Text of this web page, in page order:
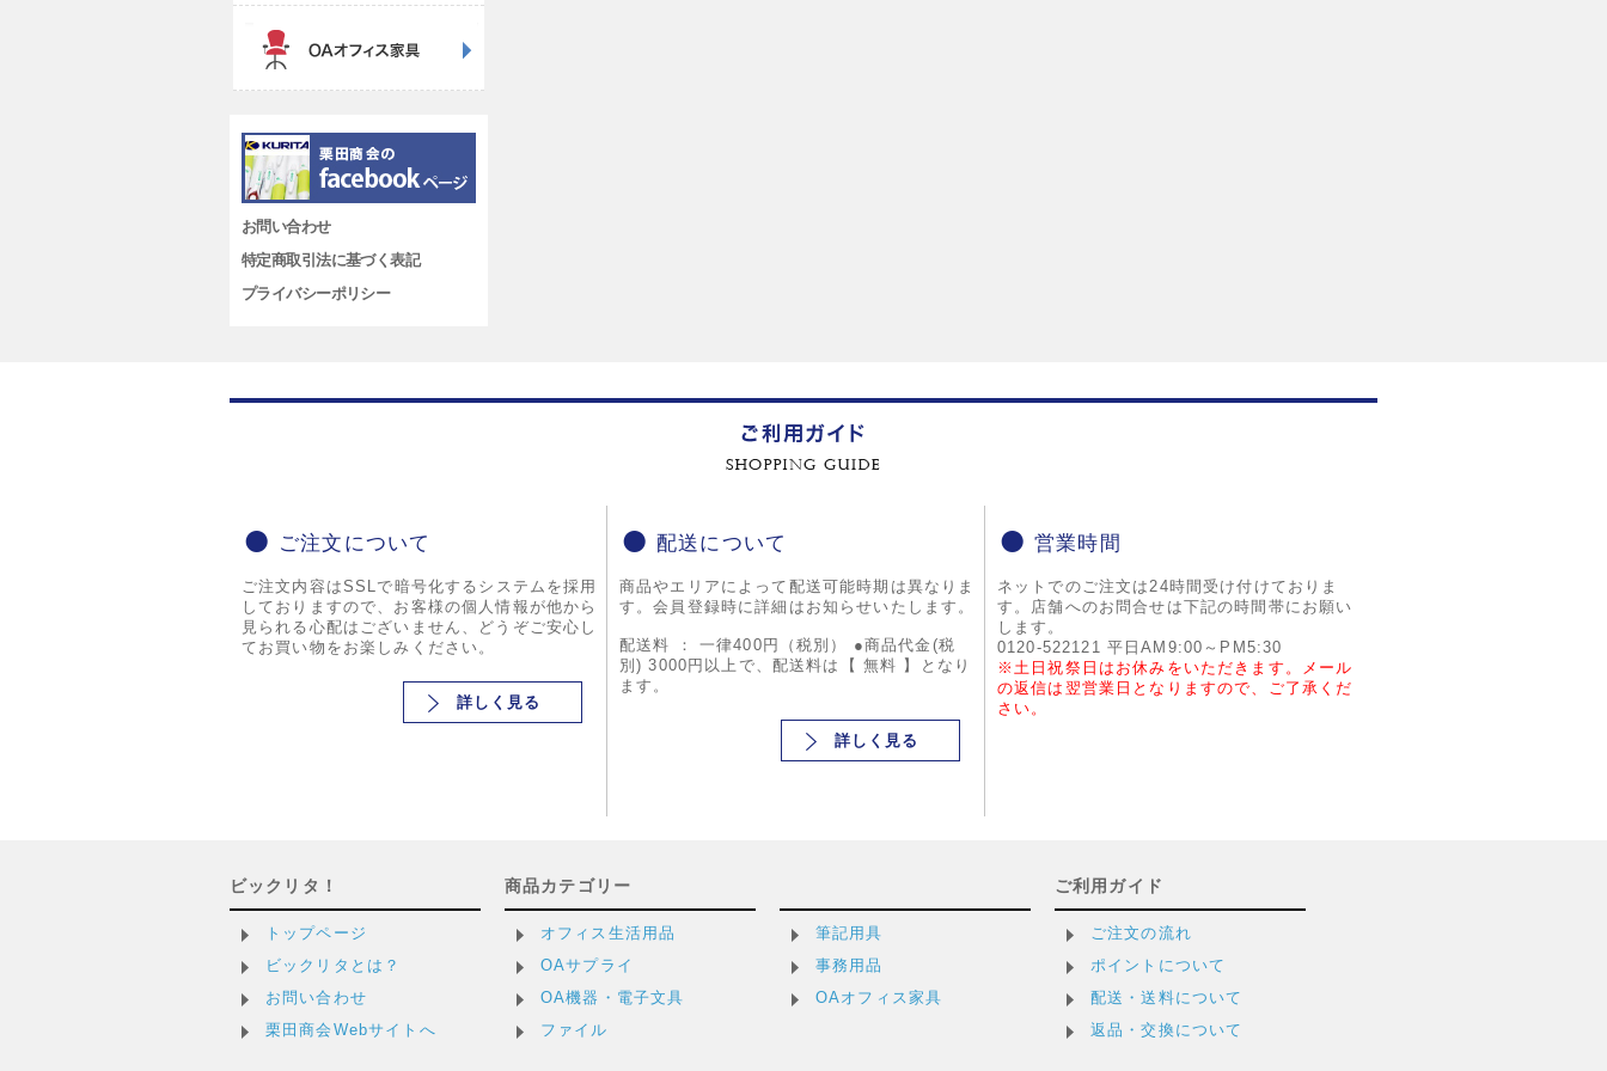
お問い合わせ
特定商取引法に基づく表記
プライバシーポリシー
ご注文について
ご注文内容はSSLで暗号化するシステムを採用
しておりますので、お客様の個人情報が他から
見られる心配はございません、どうぞご安心し
てお買い物をお楽しみください。
詳しく見る
配送について
商品やエリアによって配送可能時期は異なりま
す。会員登録時に詳細はお知らせいたします。
配送料 ： 一律400円（税別） ●商品代金(税
別) 3000円以上で、配送料は【 無料 】となり
ます。
詳しく見る
営業時間
ネットでのご注文は24時間受け付けておりま
す。店舗へのお問合せは下記の時間帯にお願い
します。
0120-522121 平日AM9:00～PM5:30
※土日祝祭日はお休みをいただきます。メール
の返信は翌営業日となりますので、ご了承くだ
さい。
ビックリタ！
トップページ
ビックリタとは？
お問い合わせ
栗田商会Webサイトへ
商品カテゴリー
オフィス生活用品
OAサプライ
OA機器・電子文具
ファイル
筆記用具
事務用品
OAオフィス家具
ご利用ガイド
ご注文の流れ
ポイントについて
配送・送料について
返品・交換について